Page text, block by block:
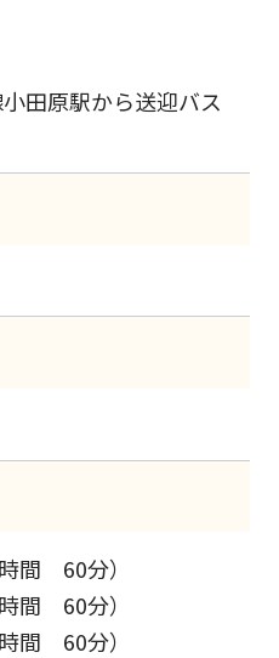
田原駅から送迎バス
間 60分）
間 60分）
間 60分）